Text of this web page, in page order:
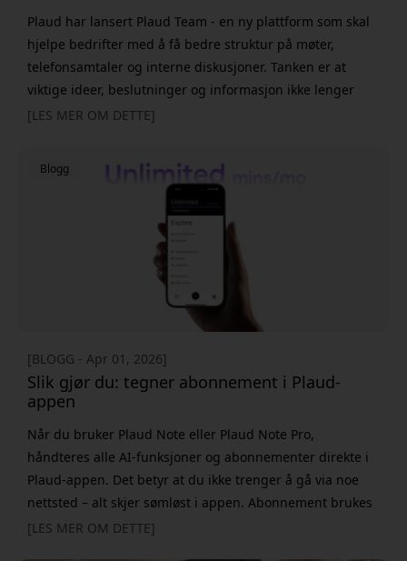
Plaud har lansert Plaud Team - en ny plattform som skal
hjelpe bedrifter med å få bedre struktur på møter,
telefonsamtaler og interne diskusjoner. Tanken er at
viktige ideer, beslutninger og informasjon ikke lenger
skal forsvinne blant notater, chatter og ulike apper. Bak
møte eller forsvinner i en blanding av notater og
[LES MER OM DETTE]
Blogg
[BLOGG - Apr 01, 2026]
Slik gjør du: tegner abonnement i Plaud-
appen
Når du bruker Plaud Note eller Plaud Note Pro,
håndteres alle AI-funksjoner og abonnementer direkte i
Plaud-appen. Det betyr at du ikke trenger å gå via noe
nettsted – alt skjer sømløst i appen. Abonnement brukes
til funksjoner som utvidet transkribering, flere AI-verktøy
[LES MER OM DETTE]